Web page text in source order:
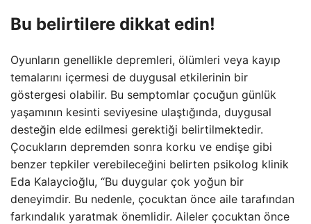
Bu belirtilere dikkat edin!
Oyunların genellikle depremleri, ölümleri veya kayıp
temalarını içermesi de duygusal etkilerinin bir
göstergesi olabilir. Bu semptomlar çocuğun günlük
yaşamının kesinti seviyesine ulaştığında, duygusal
desteğin elde edilmesi gerektiği belirtilmektedir.
Çocukların depremden sonra korku ve endişe gibi
benzer tepkiler verebileceğini belirten psikolog klinik
Eda Kalaycioğlu, “Bu duygular çok yoğun bir
deneyimdir. Bu nedenle, çocuktan önce aile tarafından
farkındalık yaratmak önemlidir. Aileler çocuktan önce